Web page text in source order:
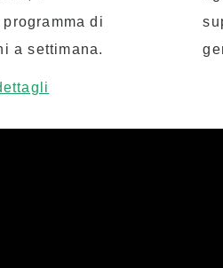
di
a settimana.